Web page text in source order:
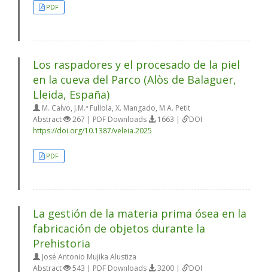
PDF
Los raspadores y el procesado de la piel
en la cueva del Parco (Alòs de Balaguer,
Lleida, España)
M. Calvo, J.M.ª Fullola, X. Mangado, M.A. Petit
Abstract
267 | PDF Downloads 1663 |
DOI
https://doi.org/10.1387/veleia.2025
PDF
La gestión de la materia prima ósea en la
fabricación de objetos durante la
Prehistoria
José Antonio Mujika Alustiza
Abstract
543 | PDF Downloads 3200 | DOI